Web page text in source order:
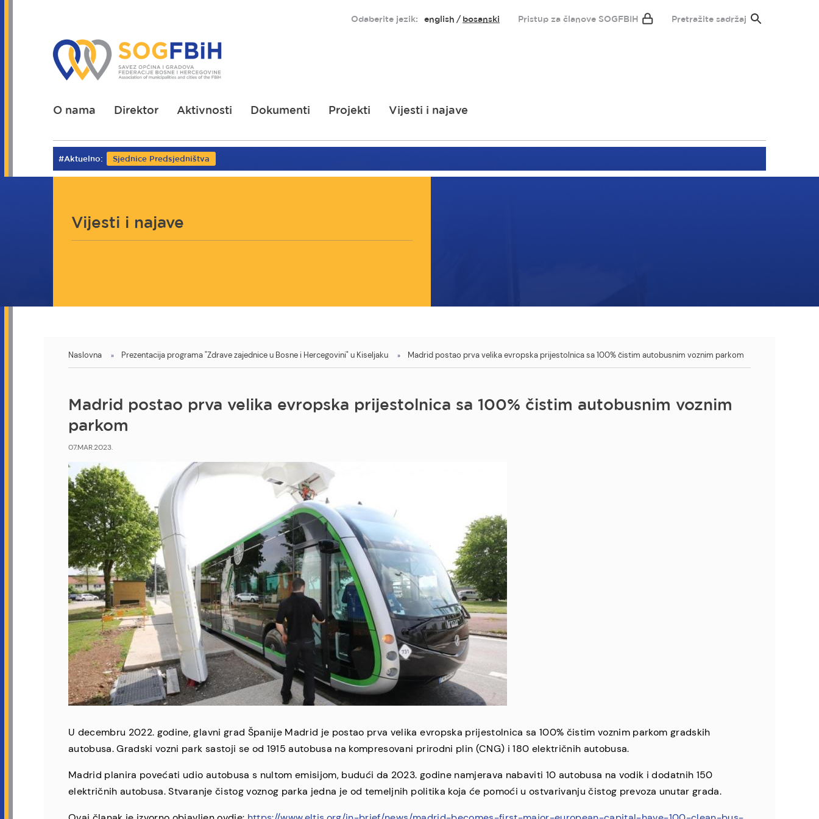
Odaberite jezik: english bosanski Pristup za članove SOGFBIH Pretražite sadržaj
O nama Direktor Aktivnosti Dokumenti Projekti Vijesti i najave
#Aktuelno: Sjednice Predsjedništva
Vijesti i najave
You
Naslovna Prezentacija programa "Zdrave zajednice u Bosne i Hercegovini" u Kiseljaku Madrid postao prva velika evropska prijestolnica sa 100% čistim autobusnim voznim parkom
Madrid postao prva velika evropska prijestolnica sa 100% čistim autobusnim voznim
parkom
07.MAR.2023.
U decembru 2022. godine, glavni grad Španije Madrid je postao prva velika evropska prijestolnica sa 100% čistim voznim parkom gradskih
autobusa. Gradski vozni park sastoji se od 1915 autobusa na kompresovani prirodni plin (CNG) i 180 električnih autobusa.
Madrid planira povećati udio autobusa s nultom emisijom, budući da 2023. godine namjerava nabaviti 10 autobusa na vodik i dodatnih 150
električnih autobusa. Stvaranje čistog voznog parka jedna je od temeljnih politika koja će pomoći u ostvarivanju čistog prevoza unutar grada.